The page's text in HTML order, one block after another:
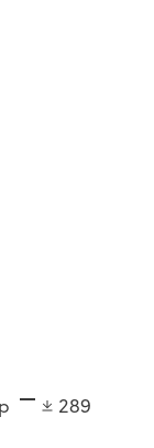
289